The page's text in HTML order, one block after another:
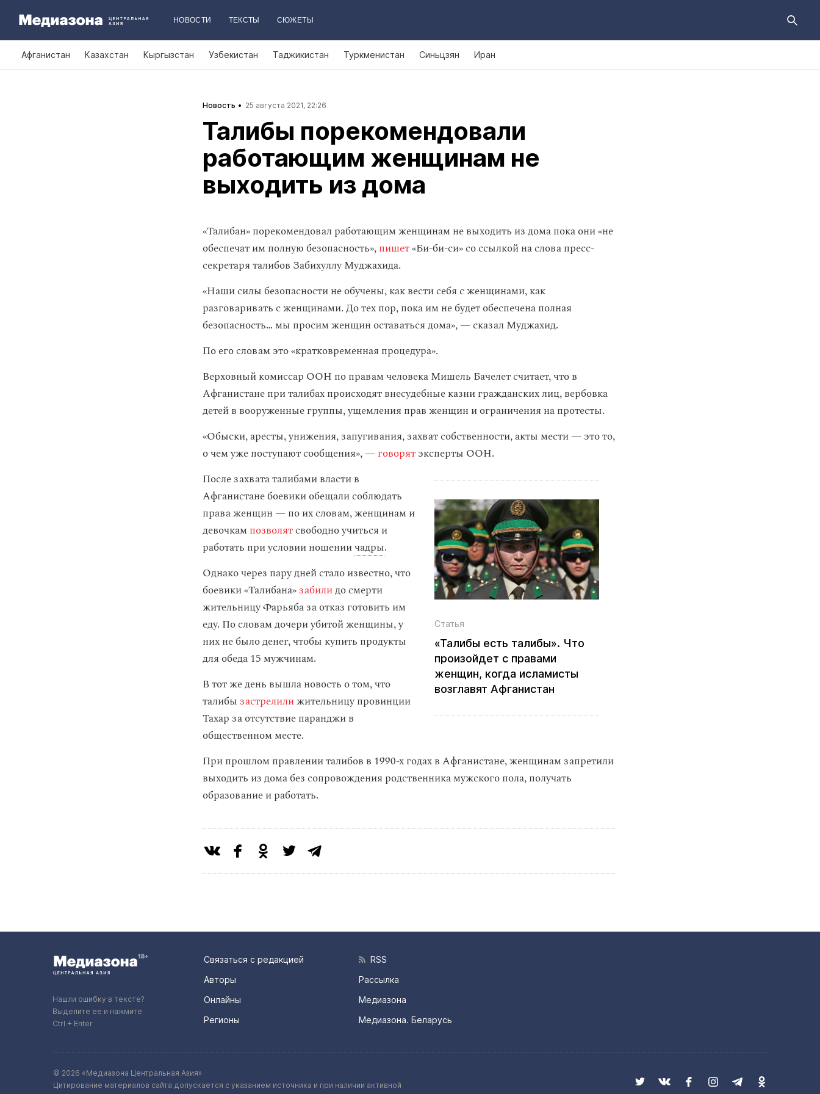
НОВОСТИ ТЕКСТЫ СЮЖЕТЫ
Афганистан Казахстан Кыргызстан Узбекистан Таджикистан Туркменистан Синьцзян Иран
Новость 25 августа 2021, 22:26
Талибы порекомендовали
работающим женщинам не
выходить из дома
«Талибан» порекомендовал работающим женщинам не выходить из дома пока они «не
обеспечат им полную безопасность»,пишет«Би-би-си» со ссылкой на слова пресс-
секретаря талибов Забихуллу Муджахида.
«Наши силы безопасности не обучены, как вести себя с женщинами, как
разговаривать с женщинами. До тех пор, пока им не будет обеспечена полная
безопасность… мы просим женщин оставаться дома», — сказал Муджахид.
По его словам это «кратковременная процедура».
Верховный комиссар ООН по правам человека Мишель Бачелет считает, что в
Афганистане при талибах происходят внесудебные казни гражданских лиц, вербовка
детей в вооруженные группы, ущемления прав женщин и ограничения на протесты.
«Обыски, аресты, унижения, запугивания, захват собственности, акты мести — это то,
о чем уже поступают сообщения», —говорятэксперты ООН.
Статья
«Талибы есть талибы». Что
произойдет с правами
женщин, когда исламисты
возглавят Афганистан
После захвата талибами власти в
Афганистане боевики обещали соблюдать
права женщин — по их словам, женщинам и
девочкам позволятсвободно учиться и
работать при условии ношениичадры.
Однако через пару дней стало известно, что
боевики «Талибана»забилидо смерти
жительницу Фарьяба за отказ готовить им
еду. По словам дочери убитой женщины, у
них не было денег, чтобы купить продукты
для обеда 15 мужчинам.
В тот же день вышла новость о том, что
талибы застрелилижительницу провинции
Тахар за отсутствие паранджи в
общественном месте.
При прошлом правлении талибов в 1990-х годах в Афганистане, женщинам запретили
выходить из дома без сопровождения родственника мужского пола, получать
образование и работать.
Нашли ошибку в тексте?
Выделите ее и нажмите
Ctrl + Enter
Связаться с редакцией
Авторы
Онлайны
Регионы
RSS
Рассылка
Медиазона
Медиазона. Беларусь
© 2026 «Медиазона Центральная Азия»
Цитирование материалов сайта допускается с указанием источника и при наличии активной